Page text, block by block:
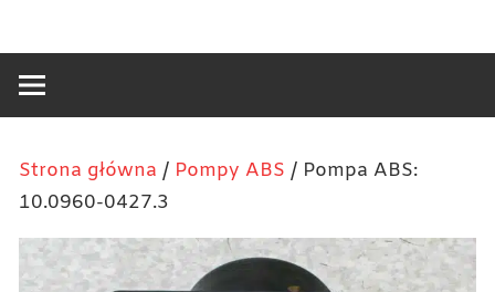
Strona główna / Pompy ABS / Pompa ABS:
10.0960-0427.3